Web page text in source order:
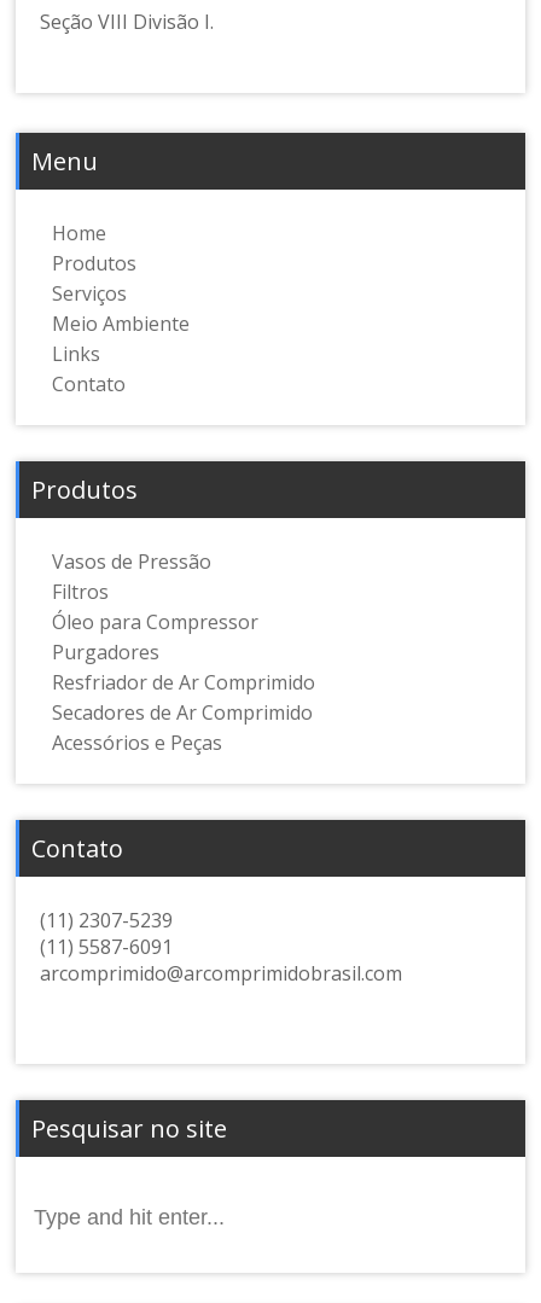
Seção VIII Divisão I.
Menu
Home
Produtos
Serviços
Meio Ambiente
Links
Contato
Produtos
Vasos de Pressão
Filtros
Óleo para Compressor
Purgadores
Resfriador de Ar Comprimido
Secadores de Ar Comprimido
Acessórios e Peças
Contato
(11) 2307-5239
(11) 5587-6091
arcomprimido@arcomprimidobrasil.com
Pesquisar no site
for: